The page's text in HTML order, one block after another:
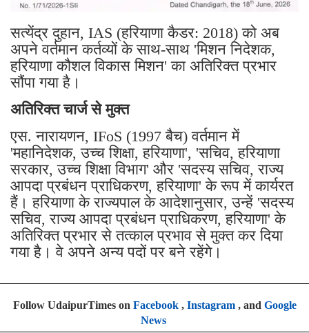
सत्येंद्र दुहान, IAS (हरियाणा कैडर: 2018) को अब
अपने वर्तमान कर्तव्यों के साथ-साथ 'मिशन निदेशक,
हरियाणा कौशल विकास मिशन' का अतिरिक्त प्रभार
सौंपा गया है।
अतिरिक्त चार्ज से मुक्त
एस. नारायणन, IFoS (1997 बैच) वर्तमान में
'महानिदेशक, उच्च शिक्षा, हरियाणा', 'सचिव, हरियाणा
सरकार, उच्च शिक्षा विभाग' और 'सदस्य सचिव, राज्य
आपदा प्रबंधन प्राधिकरण, हरियाणा' के रूप में कार्यरत
हैं। हरियाणा के राज्यपाल के आदेशानुसार, उन्हें 'सदस्य
सचिव, राज्य आपदा प्रबंधन प्राधिकरण, हरियाणा' के
अतिरिक्त प्रभार से तत्काल प्रभाव से मुक्त कर दिया
गया है। वे अपने अन्य पदों पर बने रहेंगे।
Follow UdaipurTimes on Facebook, Instagram, and Google
News